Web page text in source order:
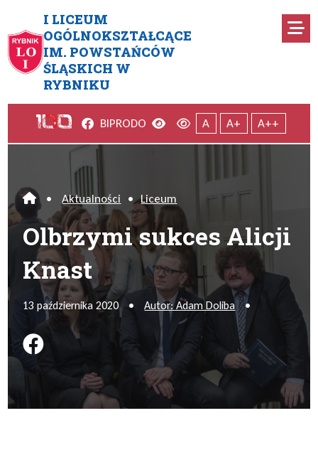
I LICEUM
OGÓLNOKSZTAŁCĄCE
IM. POWSTAŃCÓW
ŚLĄSKICH W
RYBNIKU
Olbrzymi sukces Alicji Knast
Facebook
BIPRODO Wersja kontrastowa
Wersja domyślna
A A+ A++
Home
• Aktualności • Liceum
Olbrzymi sukces Alicji
Knast
13 października 2020 • Autor: Adam Doliba •
Podziel się na FB